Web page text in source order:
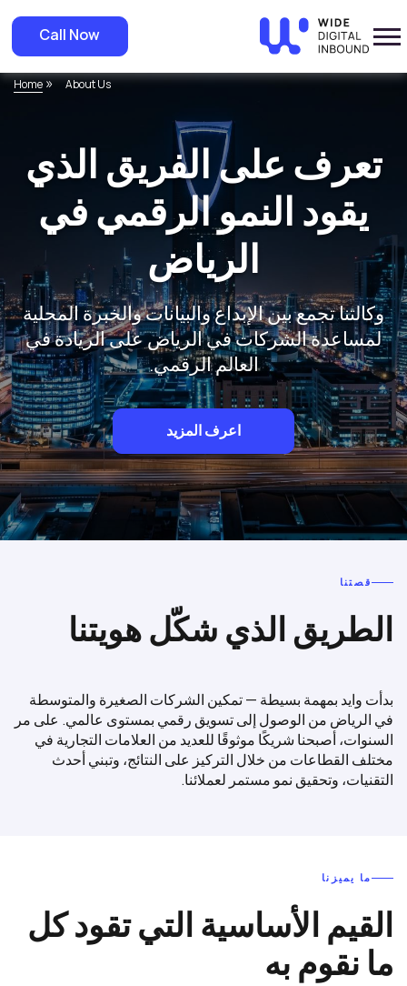
Call Now
Home» About Us
تعرف على الفريق الذي
يقود النمو الرقمي في
الرياض
وكالتنا تجمع بين الإبداع والبيانات والخبرة المحلية
لمساعدة الشركات في الرياض على الريادة في
العالم الرقمي.
اعرف المزيد
قصتنا
الطريق الذي شكّل هويتنا
بدأت وايد بمهمة بسيطة — تمكين الشركات الصغيرة والمتوسطة
في الرياض من الوصول إلى تسويق رقمي بمستوى عالمي. على مر
السنوات، أصبحنا شريكًا موثوقًا للعديد من العلامات التجارية في
مختلف القطاعات من خلال التركيز على النتائج، وتبني أحدث
التقنيات، وتحقيق نمو مستمر لعملائنا.
ما يميزنا
القيم الأساسية التي تقود كل
ما نقوم به